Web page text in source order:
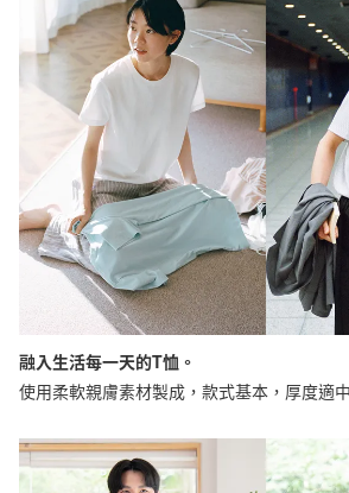
融入生活每一天的T恤。
使用柔軟親膚素材製成，款式基本，厚度適